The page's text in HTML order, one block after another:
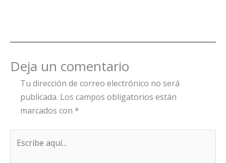
Deja un comentario
Tu dirección de correo electrónico no será
publicada. Los campos obligatorios están
marcados con *
aquí...